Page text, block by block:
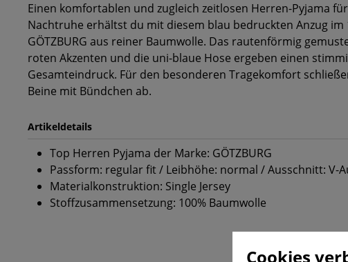
Einen komfortablen und zugleich zeitlosen Herren-Pyjama
Nachtruhe erhältst du mit diesem blau bedruckten Anzug im
GÖTZBURG aus reiner Baumwolle. Das rautenförmig
roten Akzenten und die uni-blaue Hose ergeben einen
Gesamteindruck. Für den besonderen Tragekomfort
Beine mit Bündchen ab.
Artikeldetails
Top Herren Pyjama der Marke: GÖTZBURG
Passform: regular fit / Leibhöhe: normal / Ausschnitt: V-
Materialkonstruktion: Single Jersey
Stoffzusammensetzung: 100% Baumwolle
Cookies